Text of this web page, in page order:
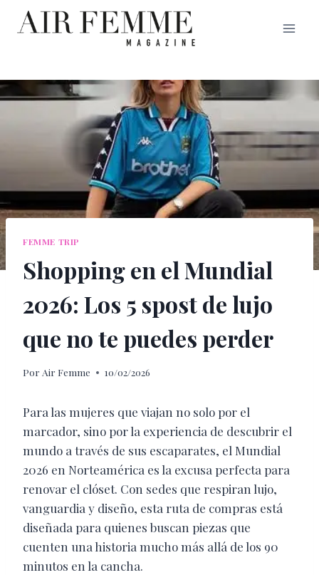
Saltar
FEMME TRIP
Shopping en el Mundial
2026: Los 5 spost de lujo
que no te puedes perder
Por Air Femme 10/02/2026
Para las mujeres que viajan no solo por el
marcador, sino por la experiencia de descubrir el
mundo a través de sus escaparates, el Mundial
2026 en Norteamérica es la excusa perfecta para
renovar el clóset. Con sedes que respiran lujo,
vanguardia y diseño, esta ruta de compras está
diseñada para quienes buscan piezas que
cuenten una historia mucho más allá de los 90
minutos en la cancha.